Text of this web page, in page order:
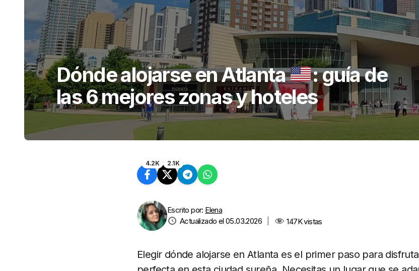
Dónde alojarse en Atlanta
: guía de
las 6 mejores zonas y hoteles
4.2K 2.1K
Escrito por: Elena
Actualizado el 05.03.2026
147Kvistas
Elegir dónde alojarse en Atlanta es el primer paso para